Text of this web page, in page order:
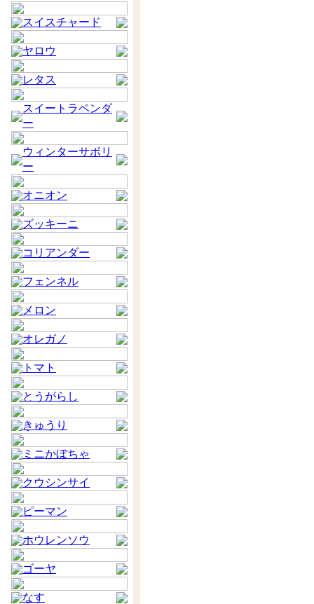
スイスチャード
ヤロウ
レタス
スイートラベンダ
ー
ウィンターサボリ
ー
オニオン
ズッキーニ
コリアンダー
フェンネル
メロン
オレガノ
トマト
とうがらし
きゅうり
ミニかぼちゃ
クウシンサイ
ピーマン
ホウレンソウ
ゴーヤ
なす